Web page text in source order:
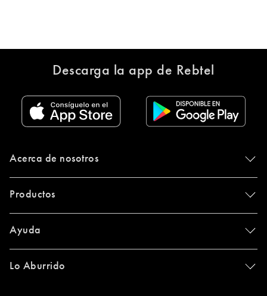
Descarga la app de Rebtel
Acerca de nosotros
Productos
Ayuda
Lo Aburrido